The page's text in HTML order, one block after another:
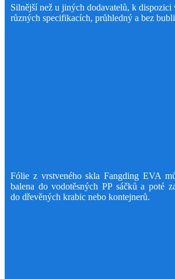
Silnější než u jiných dodavatelů, k dispozici
různých specifikacích, průhledný a bez
Fólie z vrstveného skla Fangding EVA
balena do vodotěsných PP sáčků a poté
do dřevěných krabic nebo kontejnerů.